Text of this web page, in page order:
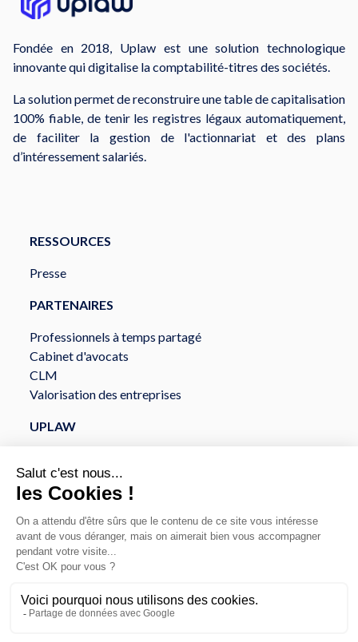
Fondée en 2018, Uplaw est une solution technologique
innovante qui digitalise la comptabilité-titres des sociétés.
La solution permet de reconstruire une table de capitalisation
100% fiable, de tenir les registres légaux automatiquement,
de faciliter la gestion de l'actionnariat et des plans
d’intéressement salariés.
RESSOURCES
Presse
PARTENAIRES
Professionnels à temps partagé
Cabinet d'avocats
CLM
Valorisation des entreprises
UPLAW
Services
Sécurité et Conformité
API et intégration
© Copyright 2026
Politique de confidentialité